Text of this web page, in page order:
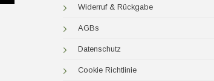
Widerruf & Rückgabe
AGBs
Datenschutz
Cookie Richtlinie